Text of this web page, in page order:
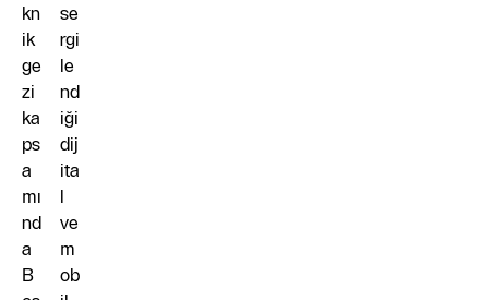
kn
ik
ge
zi
ka
ps
a
mı
nd
a
B
se
rgi
le
nd
iği
dij
ita
l
ve
m
ob